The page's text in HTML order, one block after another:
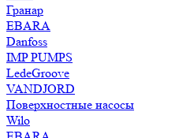
Гранар
EBARA
Danfoss
IMP PUMPS
LedeGroove
VANDJORD
Поверхностные насосы
Wilo